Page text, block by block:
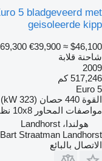
5 bladgeveerd met
geisoleerde kipp
€39,900 ≈ $46,100
شاحنة قلابة
2009
517,246 كم
Euro 5
القوة 440 حصان (323 kW)
مواصفات المحاور 10x8
هولندا، Landhorst
Bart Straatman Landhorst
الاتصال بالبائع